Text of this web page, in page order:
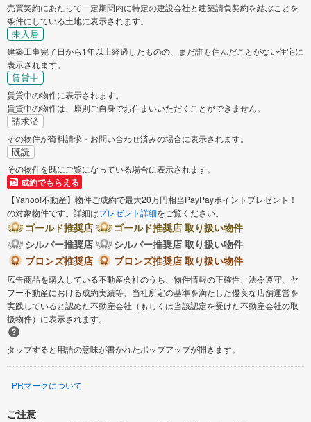
売買契約にあたって一定期間内に特定の建設会社と建築請負契約を結ぶことを
条件にしている土地に表示されます。
未入居
建築工事完了日から1年以上経過したものの、まだ誰も住んだことがない住宅に
表示されます。
賃貸中
賃貸中の物件に表示されます。
賃貸中の物件は、原則ご自身でお住まいいただくことができません。
請求済
その物件が資料請求・お問い合わせ済みの場合に表示されます。
既読
その物件を既にご覧になっている場合に表示されます。
成約でもらえる
【Yahoo!不動産】物件ご成約で最大20万円相当PayPayポイントプレゼント！
の対象物件です。詳細はプレゼント詳細をご覧ください。
ゴールド推奨店
ゴールド推奨店 取り扱い物件
シルバー推奨店
シルバー推奨店 取り扱い物件
ブロンズ推奨店
ブロンズ推奨店 取り扱い物件
広告商品を購入している不動産会社のうち、物件情報の正確性、法令遵守、ヤ
フー不動産における成約実績等、当社所定の基準を満たした優良な店舗運営を
実践していると認めた不動産会社（もしくは当該認定を受けた不動産会社の取
扱物件）に表示されます。
タップすると用語の意味が書かれたポップアップが開きます。
PRマークについて
ご注意